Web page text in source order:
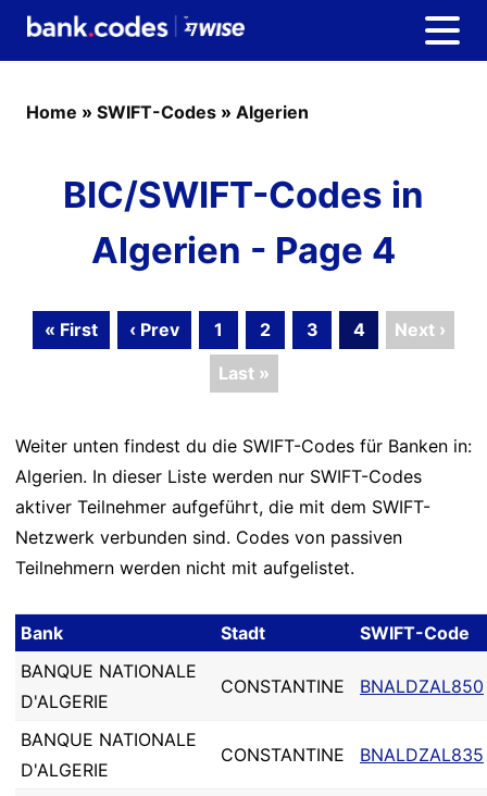
Home » SWIFT-Codes » Algerien
BIC/SWIFT-Codes in
Algerien - Page 4
« First ‹ Prev 1 2 3 4
Next ›
Last »
Weiter unten findest du die SWIFT-Codes für Banken in:
Algerien. In dieser Liste werden nur SWIFT-Codes
aktiver Teilnehmer aufgeführt, die mit dem SWIFT-
Netzwerk verbunden sind. Codes von passiven
Teilnehmern werden nicht mit aufgelistet.
Bank Stadt
SWIFT-Code
BANQUE NATIONALE
D'ALGERIE
CONSTANTINE BNALDZAL850
BANQUE NATIONALE
D'ALGERIE
CONSTANTINE BNALDZAL835